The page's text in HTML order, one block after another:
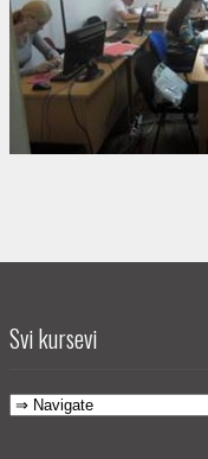
Svi kursevi